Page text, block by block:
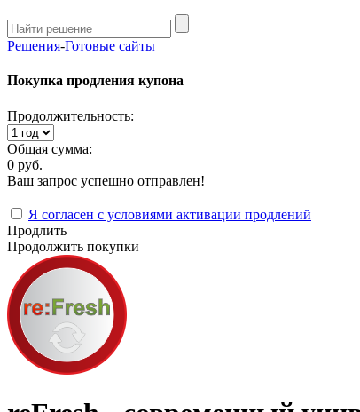
Решения-Готовые сайты
Покупка продления купона
Продолжительность:
Общая сумма:
0 руб.
Ваш запрос успешно отправлен!
Я согласен с условиями активации продлений
Продлить
Продолжить покупки